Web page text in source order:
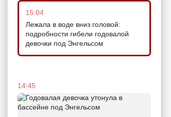
15:04
Лежала в воде вниз головой:
подробности гибели годовалой
девочки под Энгельсом
14:45